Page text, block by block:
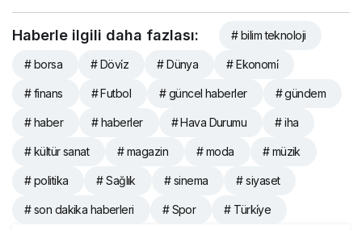
Haberle ilgili daha fazlası: # bilim teknoloji
# borsa # Dövi̇z # Dünya # Ekonomi̇
# finans # Futbol # güncel haberler # gündem
# haber # haberler # Hava Durumu # iha
# kültür sanat # magazin # moda # müzik
# politika # Sağlık # sinema # siyaset
# son dakika haberleri # Spor # Türki̇ye